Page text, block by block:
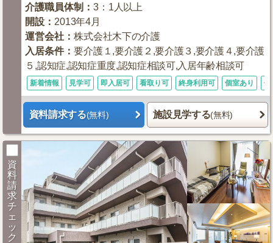
介護職員体制 ：3：1人以上
開設 ： 2013年4月
運営会社 ：株式会社木下の介護
入居条件：要介護１,要介護２,要介護３,要介護４,要介護
５,認知症,認知症重度,認知症相談可,入居年齢相談可
新着情報 見学可 即入居可 看取り可 終身利用可 個室あり 体
資料請求する(無料) 施設見学する(無料)
資
料
請
求
チ
ェ
ッ
ク